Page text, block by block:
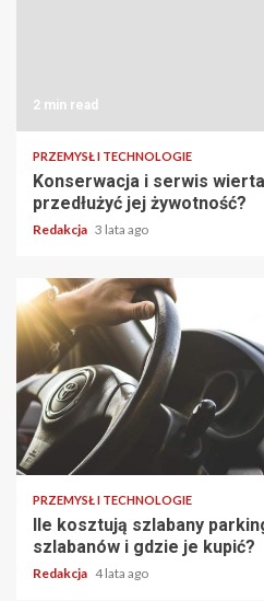
2 min read
PRZEMYSŁ I TECHNOLOGIE
Konserwacja i serwis
przedłużyć jej żywotność?
Redakcja 3 lata ago
4 min read
PRZEMYSŁ I TECHNOLOGIE
Ile kosztują szlabany
szlabanów i gdzie je kupić?
Redakcja 4 lata ago